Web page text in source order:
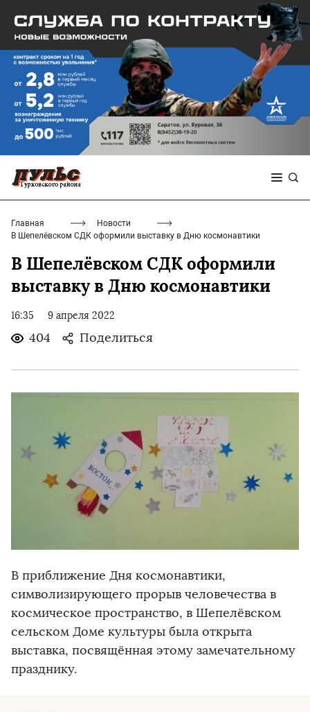
Главная
Новости
В Шепелёвском СДК оформили выставку в Дню космонавтики
В Шепелёвском СДК оформили
выставку в Дню космонавтики
16:35 9 апреля 2022
404 Поделиться
В приближение Дня космонавтики,
символизирующего прорыв человечества в
космическое пространство, в Шепелёвском
сельском Доме культуры была открыта
выставка, посвящённая этому замечательному
празднику.